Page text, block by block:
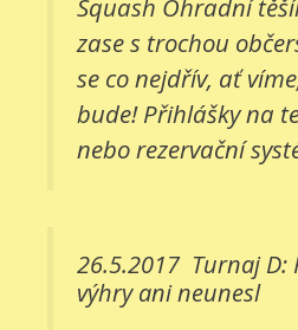
Squash Ohradní
zase s trochou
se co nejdřív, ať
bude! Přihlášky na
nebo rezervační
26.5.2017 Turnaj D:
výhry ani neunesl